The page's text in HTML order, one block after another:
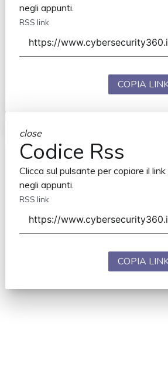
negli appunti.
RSS link
COPIA
close
Codice Rss
Clicca sul pulsante per copiare il link
negli appunti.
RSS link
COPIA